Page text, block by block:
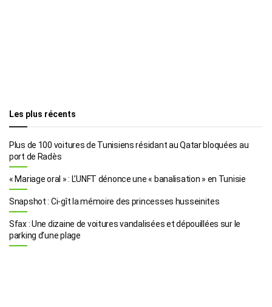
Les plus récents
Plus de 100 voitures de Tunisiens résidant au Qatar bloquées au
port de Radès
« Mariage oral » : L’UNFT dénonce une « banalisation » en Tunisie
Snapshot : Ci-gît la mémoire des princesses husseinites
Sfax : Une dizaine de voitures vandalisées et dépouillées sur le
parking d’une plage